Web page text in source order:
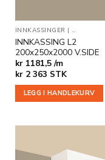
INNKASSINGER |
INNKASSING L2
200x250x2000 V.SIDE
kr 1181,5 /m
kr2 363 STK
LEGG I HANDLEKURV